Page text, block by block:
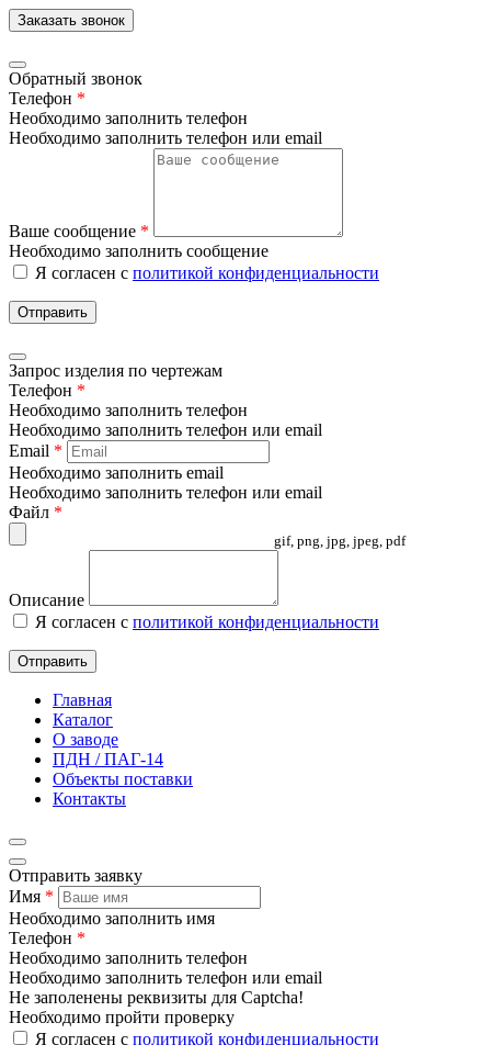
Заказать звонок
Обратный звонок
Телефон *
Необходимо заполнить телефон
Необходимо заполнить телефон или email
Ваше сообщение *
Необходимо заполнить сообщение
Я согласен с политикой конфиденциальности
Отправить
Запрос изделия по чертежам
Телефон *
Необходимо заполнить телефон
Необходимо заполнить телефон или email
Email *
Необходимо заполнить email
Необходимо заполнить телефон или email
Файл *
gif, png, jpg, jpeg, pdf
Описание
Я согласен с политикой конфиденциальности
Отправить
Главная
Каталог
О заводе
ПДН / ПАГ-14
Объекты поставки
Контакты
Отправить заявку
Имя *
Необходимо заполнить имя
Телефон *
Необходимо заполнить телефон
Необходимо заполнить телефон или email
Не заполенены реквизиты для Captcha!
Необходимо пройти проверку
Я согласен с политикой конфиденциальности